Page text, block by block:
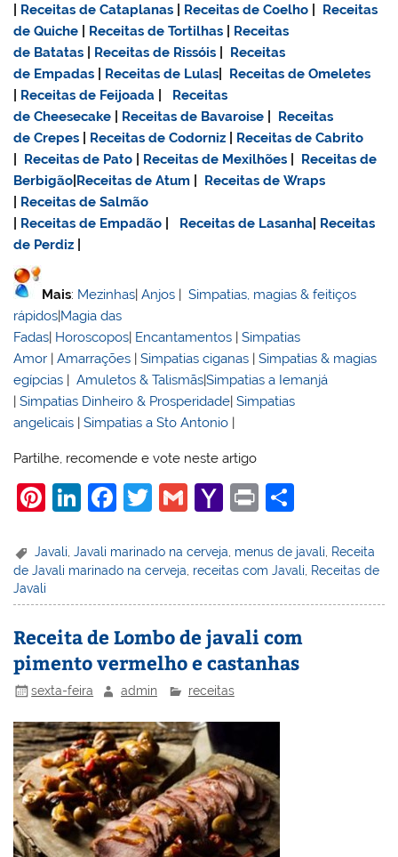
Receitas de Cataplanas Receitas de Coelho
Receitas
de Quiche
Receitas de Tortilhas
Receitas
de Batatas
Receitas de Rissóis
Receitas
de Empadas
Receitas de Lulas
Receitas de Omeletes
Receitas de Feijoada
Receitas
de Cheesecake
Receitas de Bavaroise
Receitas
de Crepes
Receitas de Codorniz
Receitas de Cabrito
Receitas de Pato Receitas de Mexilhões
Receitas de
Berbigão Receitas de Atum
Receitas de Wraps
Receitas de Salmão
Receitas de Empadão Receitas de Lasanha Receitas
de Perdiz
Mais: Mezinhas|Anjos |Simpatias, magias & feitiços
rápidos|Magia das
Fadas| Horoscopos| Encantamentos |Simpatias
Amor |Amarrações |Simpatias ciganas |Simpatias & magias
egípcias |Amuletos & Talismãs|Simpatias a Iemanjá
|Simpatias Dinheiro & Prosperidade|Simpatias
angelicais |Simpatias a Sto Antonio |
Partilhe, recomende e vote neste artigo
Pi
er
e
st
Li
k
e
dI
n
F
c
e
b
o
o
k
T
itt
er
G
ai
l
Y
h
o
o
M
ai
l
Pr
t
ar
e
Javali ,Javali marinado na cerveja menus de javali
Receita
de Javali marinado na cerveja receitas com Javali
Receitas de
Javali
Receita de Lombo de javali com
pimento vermelho e castanhas
sexta-feira admin receitas